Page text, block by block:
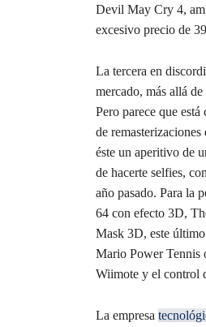
Devil May Cry 4,
excesivo precio de
La tercera en
mercado, más allá
Pero parece que
de
éste un aperitivo de
de hacerte selfies,
año pasado. Para la
64 con efecto 3D,
Mask 3D, este
Mario Power Tennis
Wiimote y el control
La empresa